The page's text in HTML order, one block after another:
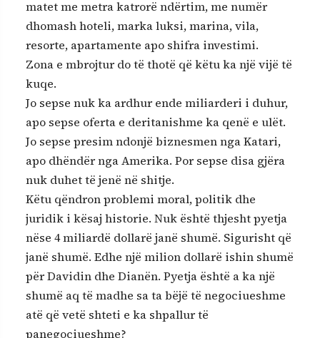
matet me metra katrorë ndërtim, me numër
dhomash hoteli, marka luksi, marina, vila,
resorte, apartamente apo shifra investimi.
Zona e mbrojtur do të thotë që këtu ka një vijë të
kuqe.
Jo sepse nuk ka ardhur ende miliarderi i duhur,
apo sepse oferta e deritanishme ka qenë e ulët.
Jo sepse presim ndonjë biznesmen nga Katari,
apo dhëndër nga Amerika. Por sepse disa gjëra
nuk duhet të jenë në shitje.
Këtu qëndron problemi moral, politik dhe
juridik i kësaj historie. Nuk është thjesht pyetja
nëse 4 miliardë dollarë janë shumë. Sigurisht që
janë shumë. Edhe një milion dollarë ishin shumë
për Davidin dhe Dianën. Pyetja është a ka një
shumë aq të madhe sa ta bëjë të negociueshme
atë që vetë shteti e ka shpallur të
panegociueshme?